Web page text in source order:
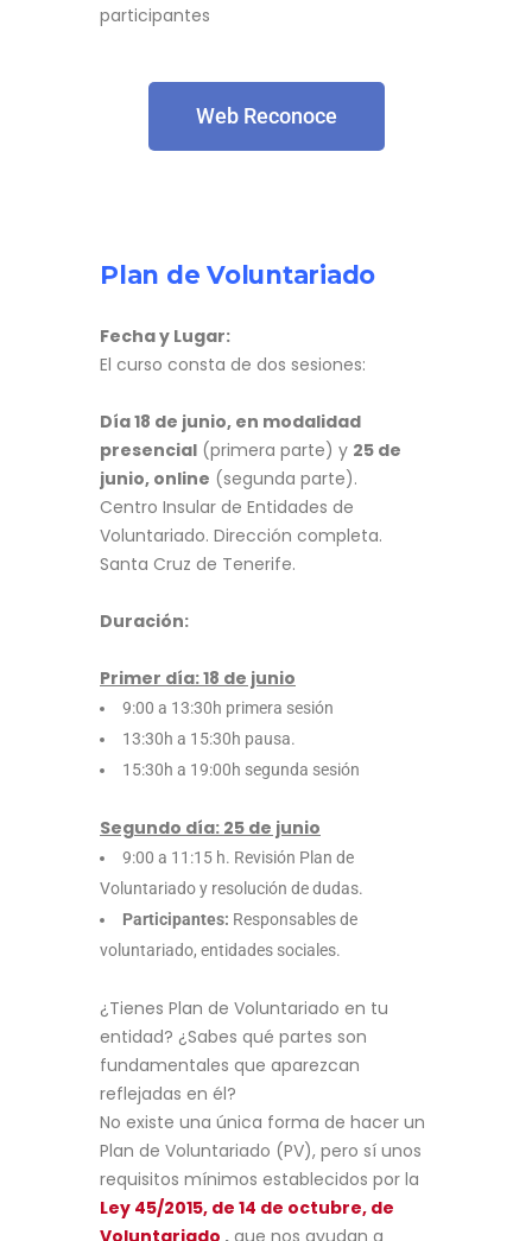
participantes
Web Reconoce
Plan de Voluntariado
Fecha y Lugar:
El curso consta de dos sesiones:
Día 18 de junio, en modalidad
presencial (primera parte) y 25 de
junio, online (segunda parte).
Centro Insular de Entidades de
Voluntariado. Dirección completa.
Santa Cruz de Tenerife.
Duración:
Primer día: 18 de junio
9:00 a 13:30h primera sesión
13:30h a 15:30h pausa.
15:30h a 19:00h segunda sesión
Segundo día: 25 de junio
9:00 a 11:15 h. Revisión Plan de
Voluntariado y resolución de dudas.
Participantes: Responsables de
voluntariado, entidades sociales.
¿Tienes Plan de Voluntariado en tu
entidad? ¿Sabes qué partes son
fundamentales que aparezcan
reflejadas en él?
No existe una única forma de hacer un
Plan de Voluntariado (PV), pero sí unos
requisitos mínimos establecidos por la
Ley 45/2015, de 14 de octubre, de
Voluntariado , que nos ayudan a